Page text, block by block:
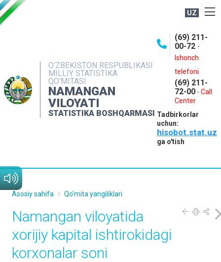
UZ
O‘ZBEKISTON RESPUBLIKASI
MILLIY STATISTIKA
QO‘MITASI
NAMANGAN
VILOYATI
STATISTIKA BOSHQARMASI
(69) 211-
00-72 -
Ishonch
telefoni
(69) 211-
72-00 - Call
Center
Tadbirkorlar
uchun:
hisobot.stat.uz
ga o'tish
NASHRLAR
INTERAKTIV XIZMATLAR
MATBUOT XIZMATI
MUROJAATLAR
Asosiy sahifa Qo'mita yangiliklari
Namangan viloyatida
xorijiy kapital ishtirokidagi
korxonalar soni